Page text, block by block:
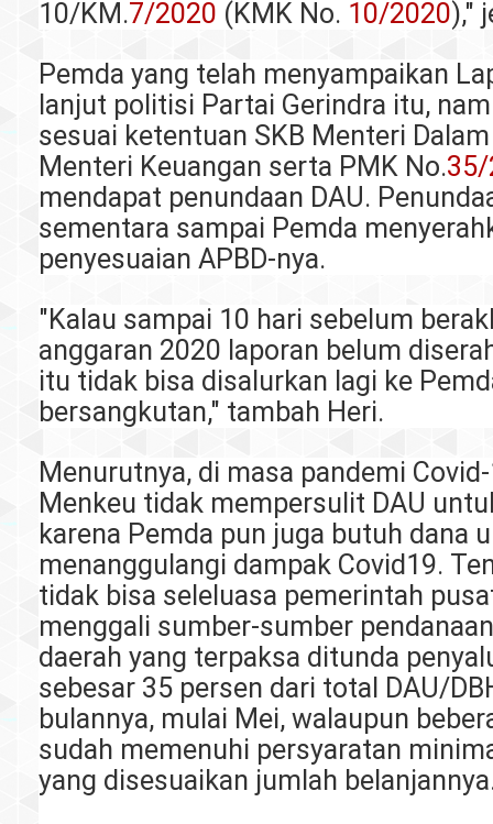
10/KM.7/2020 (KMK No. 10/2020),"
Pemda yang telah menyampaikan
lanjut politisi Partai Gerindra itu,
sesuai ketentuan SKB Menteri
Menteri Keuangan serta PMK No.
mendapat penundaan DAU.
sementara sampai Pemda
penyesuaian APBD-nya.
"Kalau sampai 10 hari sebelum
anggaran 2020 laporan belum
itu tidak bisa disalurkan lagi ke
bersangkutan," tambah Heri.
Menurutnya, di masa pandemi
Menkeu tidak mempersulit DAU
karena Pemda pun juga butuh dana
menanggulangi dampak Covid19.
tidak bisa seleluasa pemerintah
menggali sumber-sumber
daerah yang terpaksa ditunda
sebesar 35 persen dari total DAU/
bulannya, mulai Mei, walaupun
sudah memenuhi persyaratan
yang disesuaikan jumlah